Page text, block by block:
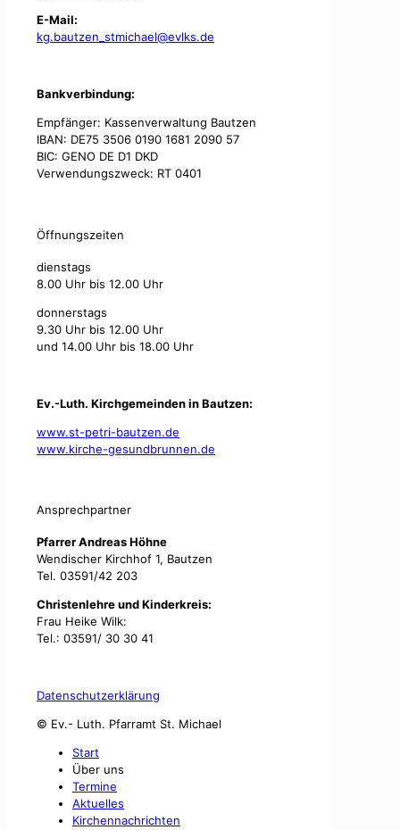
E-Mail:
kg.bautzen_stmichael@evlks.de
Bankverbindung:
Empfänger: Kassenverwaltung Bautzen
IBAN: DE75 3506 0190 1681 2090 57
BIC: GENO DE D1 DKD
Verwendungszweck: RT 0401
Öffnungszeiten
dienstags
8.00 Uhr bis 12.00 Uhr
donnerstags
9.30 Uhr bis 12.00 Uhr
und 14.00 Uhr bis 18.00 Uhr
Ev.-Luth. Kirchgemeinden in Bautzen:
www.st-petri-bautzen.de
www.kirche-gesundbrunnen.de
Ansprechpartner
Pfarrer Andreas Höhne
Wendischer Kirchhof 1, Bautzen
Tel. 03591/42 203
Christenlehre und Kinderkreis:
Frau Heike Wilk:
Tel.: 03591/ 30 30 41
Datenschutzerklärung
© Ev.- Luth. Pfarramt St. Michael
Start
Über uns
Termine
Aktuelles
Kirchennachrichten